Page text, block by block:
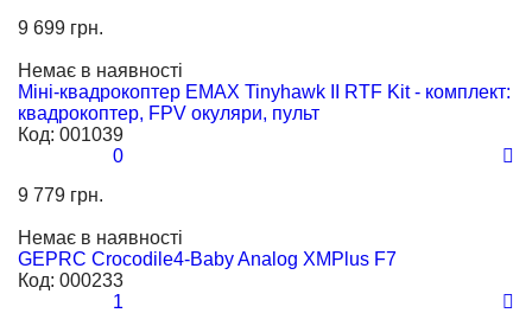
9 699 грн.
Немає в наявності
Міні-квадрокоптер EMAX Tinyhawk II RTF Kit - комплект:
квадрокоптер, FPV окуляри, пульт
Код: 001039
0
9 779 грн.
Немає в наявності
GEPRC Crocodile4-Baby Analog XMPlus F7
Код: 000233
1